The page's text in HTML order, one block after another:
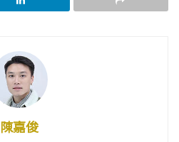
陳嘉俊